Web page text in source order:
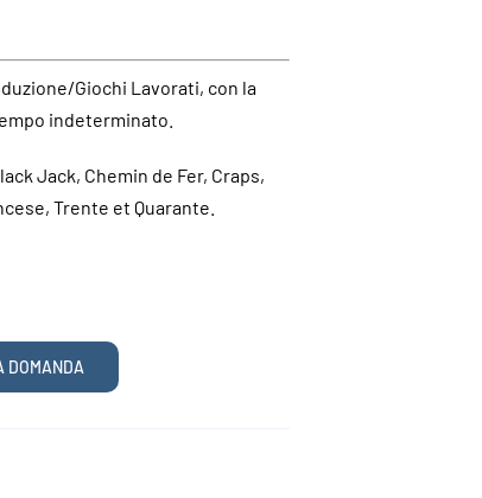
Giochi Lavorati, con la
indeterminato.
Jack, Chemin de Fer, Craps,
Trente et Quarante.
DOMANDA